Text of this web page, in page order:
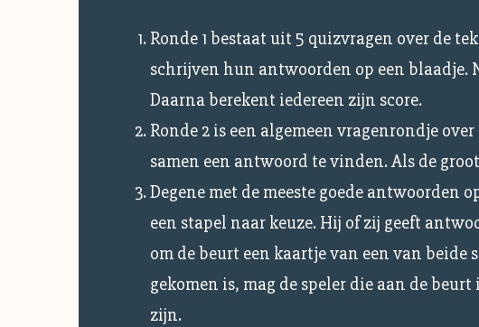
Ronde 1 bestaat uit 5 quizvragen over de
schrijven hun antwoorden op een blaadje.
Daarna berekent iedereen zijn score.
Ronde 2 is een algemeen vragenrondje
samen een antwoord te vinden. Als de
Degene met de meeste goede antwoorden
een stapel naar keuze. Hij of zij geeft
om de beurt een kaartje van een van
gekomen is, mag de speler die aan de
zijn.